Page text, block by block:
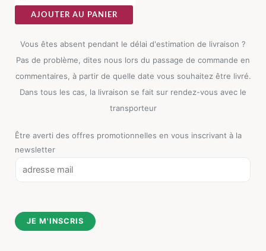
AJOUTER AU PANIER
Vous êtes absent pendant le délai d'estimation de livraison ?
Pas de problème, dites nous lors du passage de commande en
commentaires, à partir de quelle date vous souhaitez être livré.
Dans tous les cas, la livraison se fait sur rendez-vous avec le
transporteur
Être averti des offres promotionnelles en vous inscrivant à la
newsletter
m
l
JE M'INSCRIS